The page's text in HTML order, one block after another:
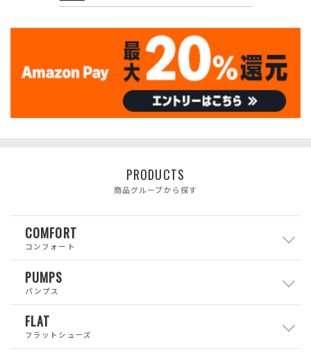
PRODUCTS
商品グループから探す
COMFORT
コンフォート
PUMPS
パンプス
FLAT
フラットシューズ